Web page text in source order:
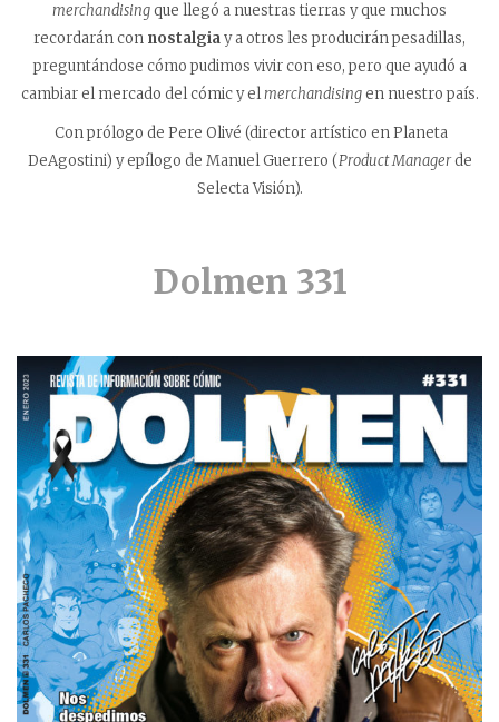
merchandisingque llegó a nuestras tierras y que muchos
recordarán con nostalgiay a otros les producirán pesadillas,
preguntándose cómo pudimos vivir con eso, pero que ayudó a
cambiar el mercado del cómic y elmerchandisingen nuestro país.
Con prólogo de Pere Olivé (director artístico en Planeta
DeAgostini) y epílogo de Manuel Guerrero (Product Managerde
Selecta Visión).
Dolmen 331